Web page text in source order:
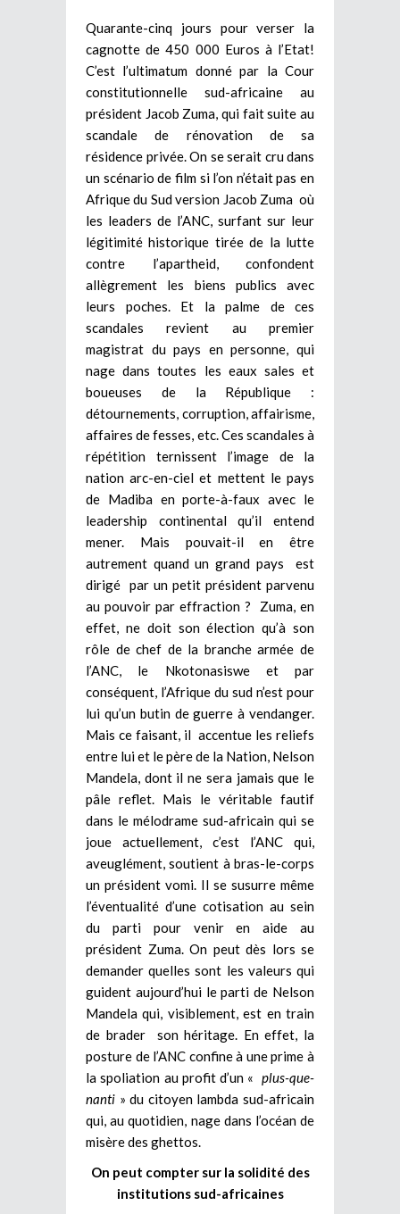
Quarante-cinq jours pour verser la
cagnotte de 450 000 Euros à l’Etat!
C’est l’ultimatum donné par la Cour
constitutionnelle sud-africaine au
président Jacob Zuma, qui fait suite au
scandale de rénovation de sa
résidence privée. On se serait cru dans
un scénario de film si l’on n’était pas en
Afrique du Sud version Jacob Zuma où
les leaders de l’ANC, surfant sur leur
légitimité historique tirée de la lutte
contre l’apartheid, confondent
allègrement les biens publics avec
leurs poches. Et la palme de ces
scandales revient au premier
magistrat du pays en personne, qui
nage dans toutes les eaux sales et
boueuses de la République :
détournements, corruption, affairisme,
affaires de fesses, etc. Ces scandales à
répétition ternissent l’image de la
nation arc-en-ciel et mettent le pays
de Madiba en porte-à-faux avec le
leadership continental qu’il entend
mener. Mais pouvait-il en être
autrement quand un grand pays est
dirigé par un petit président parvenu
au pouvoir par effraction ? Zuma, en
effet, ne doit son élection qu’à son
rôle de chef de la branche armée de
l’ANC, le Nkotonasiswe et par
conséquent, l’Afrique du sud n’est pour
lui qu’un butin de guerre à vendanger.
Mais ce faisant, il accentue les reliefs
entre lui et le père de la Nation, Nelson
Mandela, dont il ne sera jamais que le
pâle reflet. Mais le véritable fautif
dans le mélodrame sud-africain qui se
joue actuellement, c’est l’ANC qui,
aveuglément, soutient à bras-le-corps
un président vomi. Il se susurre même
l’éventualité d’une cotisation au sein
du parti pour venir en aide au
président Zuma. On peut dès lors se
demander quelles sont les valeurs qui
guident aujourd’hui le parti de Nelson
Mandela qui, visiblement, est en train
de brader son héritage. En effet, la
posture de l’ANC confine à une prime à
la spoliation au profit d’un « plus-que-
nanti » du citoyen lambda sud-africain
qui, au quotidien, nage dans l’océan de
misère des ghettos.
On peut compter sur la solidité des
institutions sud-africaines